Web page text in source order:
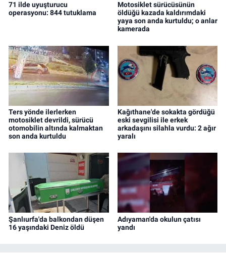
71 ilde uyuşturucu
operasyonu: 844 tutuklama
Motosiklet sürücüsünün
öldüğü kazada kaldırımdaki
yaya son anda kurtuldu; o anlar
kamerada
Ters yönde ilerlerken
motosiklet devrildi, sürücü
otomobilin altında kalmaktan
son anda kurtuldu
Kağıthane'de sokakta gördüğü
eski sevgilisi ile erkek
arkadaşını silahla vurdu: 2 ağır
yaralı
Şanlıurfa'da balkondan düşen
16 yaşındaki Deniz öldü
Adıyaman'da okulun çatısı
yandı